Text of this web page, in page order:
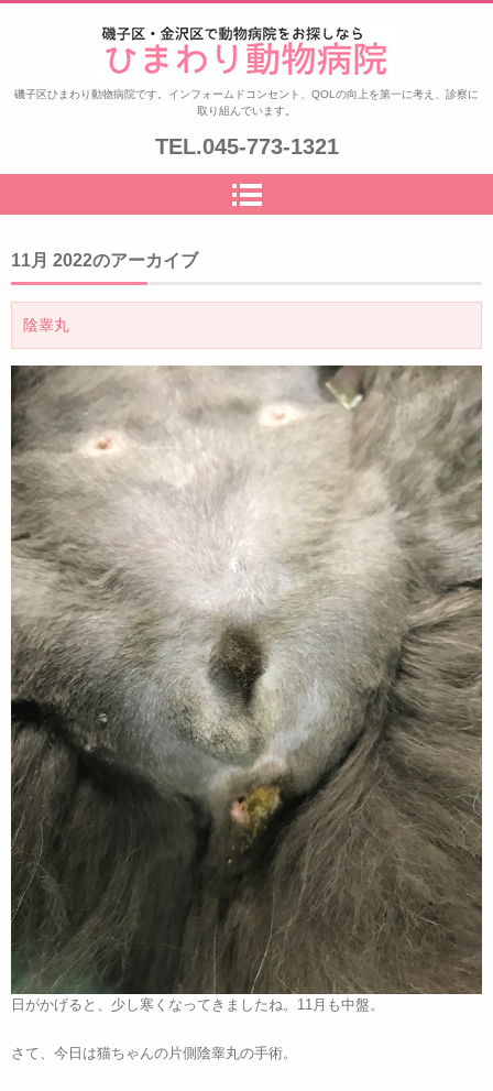
ひまわり動物病院|磯子区・金沢
区|夜8時まで診察|鍼治療
磯子区ひまわり動物病院です。インフォームドコンセント、QOLの向上を第一に考え、診察に
取り組んでいます。
TEL.045-773-1321
11月 2022のアーカイブ
陰睾丸
日がかげると、少し寒くなってきましたね。11月も中盤。
さて、今日は猫ちゃんの片側陰睾丸の手術。